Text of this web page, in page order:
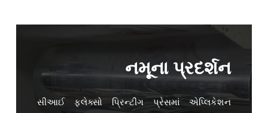
નમૂના પ્રદર્શન
સીઆઈ ફ્લેક્સો પ્રિન્ટીંગ પ્રેસમાં એપ્લિકેશન